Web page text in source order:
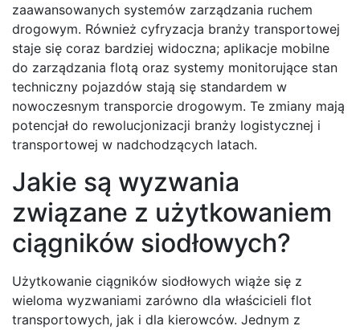
zaawansowanych systemów zarządzania ruchem
drogowym. Również cyfryzacja branży transportowej
staje się coraz bardziej widoczna; aplikacje mobilne
do zarządzania flotą oraz systemy monitorujące stan
techniczny pojazdów stają się standardem w
nowoczesnym transporcie drogowym. Te zmiany mają
potencjał do rewolucjonizacji branży logistycznej i
transportowej w nadchodzących latach.
Jakie są wyzwania
związane z użytkowaniem
ciągników siodłowych?
Użytkowanie ciągników siodłowych wiąże się z
wieloma wyzwaniami zarówno dla właścicieli flot
transportowych, jak i dla kierowców. Jednym z